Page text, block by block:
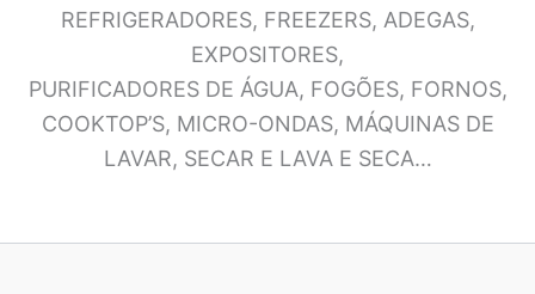
REFRIGERADORES, FREEZERS, ADEGAS,
EXPOSITORES,
PURIFICADORES DE ÁGUA, FOGÕES, FORNOS,
COOKTOP’S, MICRO-ONDAS, MÁQUINAS DE
LAVAR, SECAR E LAVA E SECA…